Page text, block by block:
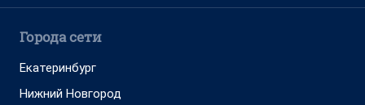
Города сети
Екатеринбург
Нижний Новгород